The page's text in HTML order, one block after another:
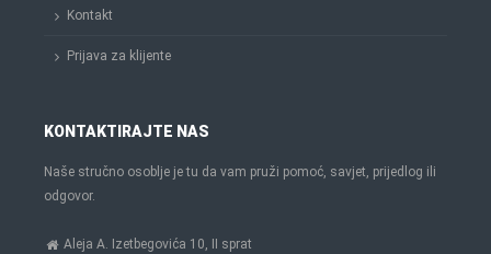
Kontakt
Prijava za klijente
KONTAKTIRAJTE NAS
Naše stručno osoblje je tu da vam pruži pomoć, savjet, prijedlog ili
odgovor.
Aleja A. Izetbegovića 10, II sprat